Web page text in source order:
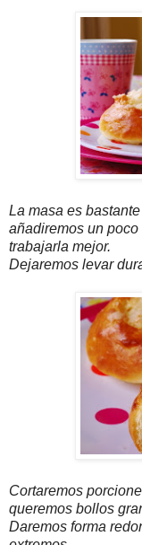
La masa es
añadiremos un
trabajarla mejor.
Dejaremos levar
Cortaremos
queremos bollos
Daremos forma